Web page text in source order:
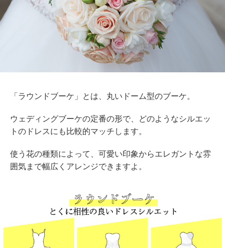
「ラウンドブーケ」とは、丸いドーム型のブーケ。
ウェディングブーケの定番の形で、どのようなシルエッ
トのドレスにも比較的マッチします。
使う花の種類によって、可愛い印象からエレガントな雰
囲気まで幅広くアレンジできますよ。